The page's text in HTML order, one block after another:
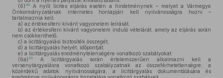
(6)48
A nyílt licites eljárás esetén a hirdetménynek – melyet a Vármegye
Önkormányzatának internetes honlapján kell nyilvánosságra hozni –
tartalmaznia kell:
a) az értékesíteni kívánt vagyonelem leírását,
b) az értékesíteni kívánt vagyonelem induló vételárát, amely az eljárás során
nem csökkenthető,
c) a licittárgyalási biztosíték összegét,
d) a licittárgyalás helyét, időpontját,
e) a licittárgyalás eredménytelenségére vonatkozó szabályokat.
(6a)49
A licittárgyalás során értelemszerűen alkalmazni kell a
versenytárgyalásra vonatkozó szabályzatnak az összeférhetetlenségre, a
közérdekű adatok nyilvánosságára, a licittárgyalás dokumentálására és